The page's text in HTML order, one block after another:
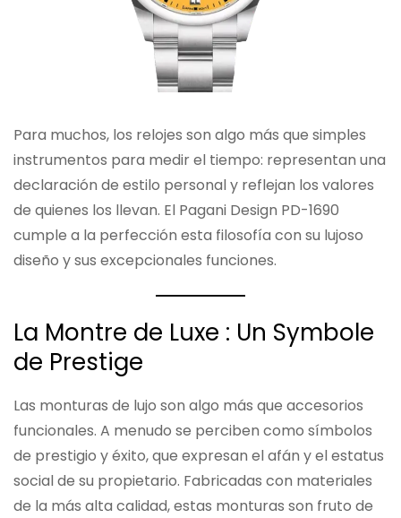
Para muchos, los relojes son algo más que simples
instrumentos para medir el tiempo: representan una
declaración de estilo personal y reflejan los valores
de quienes los llevan. El Pagani Design PD-1690
cumple a la perfección esta filosofía con su lujoso
diseño y sus excepcionales funciones.
La Montre de Luxe : Un Symbole
de Prestige
Las monturas de lujo son algo más que accesorios
funcionales. A menudo se perciben como símbolos
de prestigio y éxito, que expresan el afán y el estatus
social de su propietario. Fabricadas con materiales
de la más alta calidad, estas monturas son fruto de